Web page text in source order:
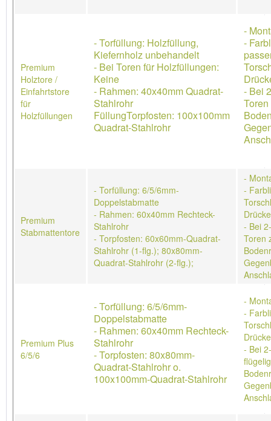
Premium
Holztore /
Einfahrtstore
für
Holzfüllungen
- Torfüllung: Holzfüllung,
Kiefernholz unbehandelt
- Bei Toren für Holzfüllungen:
Keine
- Rahmen: 40x40mm Quadrat-
Stahlrohr
FüllungTorpfosten: 100x100mm
Quadrat-Stahlrohr
-
-
- Bei
Premium
Stabmattentore
- Torfüllung: 6/5/6mm-
Doppelstabmatte
- Rahmen: 60x40mm Rechteck-
Stahlrohr
- Torpfosten: 60x60mm-Quadrat-
Stahlrohr (1-flg.); 80x80mm-
Quadrat-Stahlrohr (2-flg.);
-
-
- Bei
Toren
Premium Plus
6/5/6
- Torfüllung: 6/5/6mm-
Doppelstabmatte
- Rahmen: 60x40mm Rechteck-
Stahlrohr
- Torpfosten: 80x80mm-
Quadrat-Stahlrohr o.
100x100mm-Quadrat-Stahlrohr
-
-
- Bei